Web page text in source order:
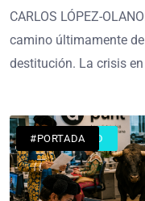
CARLOS LÓPEZ-
camino últimamente
destitución. La crisis en
#ACTUALIDAD
#PORTADA